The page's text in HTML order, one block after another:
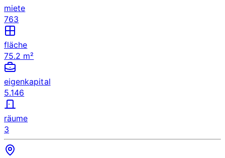
miete
763
fläche
75.2 m²
eigenkapital
5.146
räume
3